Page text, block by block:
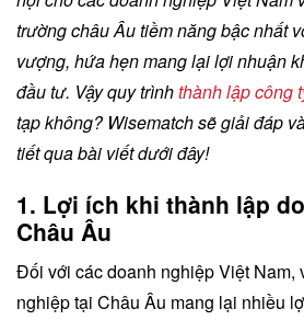
trường châu Âu tiềm năng bậc nhất
vượng, hứa hẹn mang lại lợi nhuận
đầu tư. Vậy quy trìnhthành lập công
tạp không? Wisematch sẽ giải đáp
tiết qua bài viết dưới đây!
1. Lợi ích khi thành lập
Châu Âu
Đối với các doanh nghiệp Việt Nam,
nghiệp tại Châu Âu mang lại nhiều